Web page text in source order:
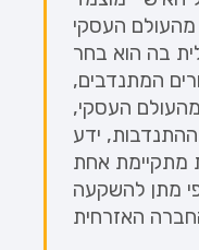
העסקי
בה הוא בחר
המתנדבים,
העסקי,
ידע
מתקיימת אחת
מתן להשקעה